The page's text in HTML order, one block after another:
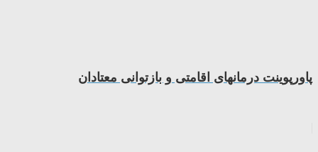
پاورپوینت درمانهای اقامتی و بازتوانی معتادان